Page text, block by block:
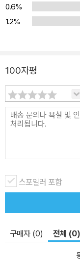
0.6%
1.2%
100자평
스포일러 포함
구매자 (0) 전체 (0)